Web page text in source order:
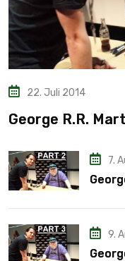
22. Juli 2014
George R.R.
7.
9.